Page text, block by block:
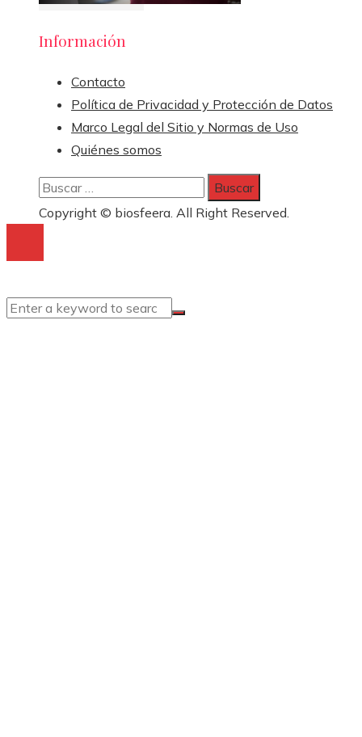
Información
Contacto
Política de Privacidad y Protección de Datos
Marco Legal del Sitio y Normas de Uso
Quiénes somos
Buscar:
Copyright © biosfeera. All Right Reserved.